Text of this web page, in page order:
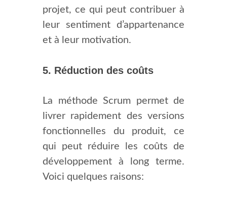
projet, ce qui peut contribuer à
leur sentiment d’appartenance
et à leur motivation.
5. Réduction des coûts
La méthode Scrum permet de
livrer rapidement des versions
fonctionnelles du produit, ce
qui peut réduire les coûts de
développement à long terme.
Voici quelques raisons: